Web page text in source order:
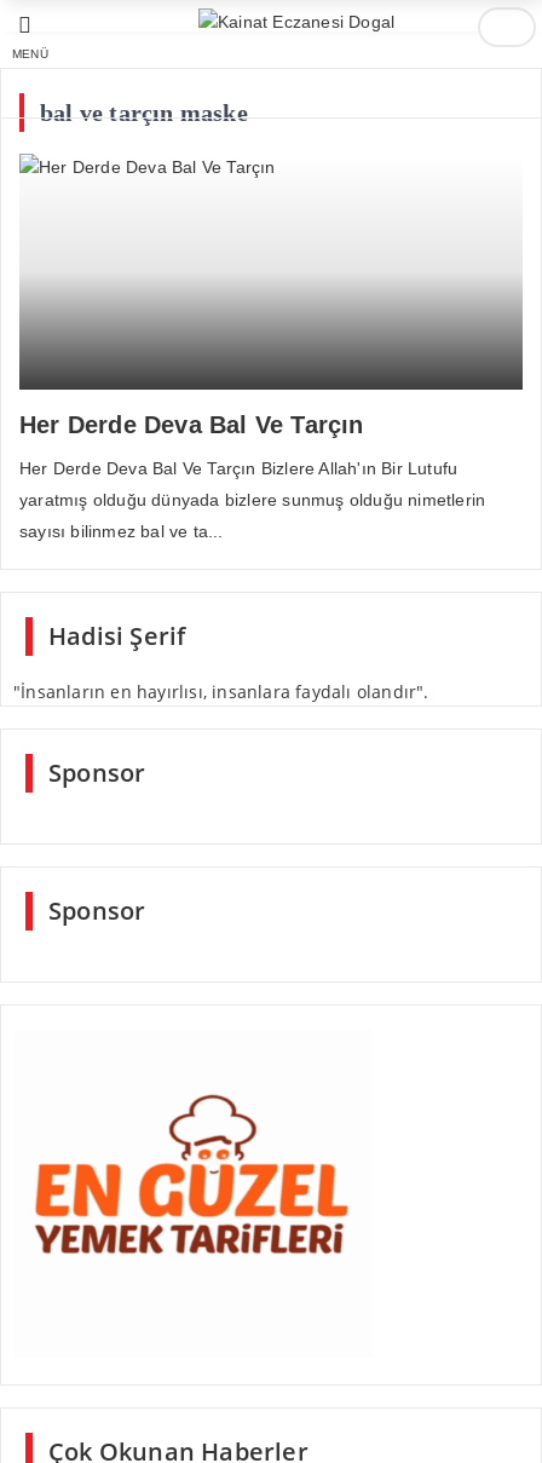
MENÜ
bal ve tarçın maske
Her Derde Deva Bal Ve Tarçın
Her Derde Deva Bal Ve Tarçın Bizlere Allah'ın Bir Lutufu
yaratmış olduğu dünyada bizlere sunmuş olduğu nimetlerin
sayısı bilinmez bal ve ta...
Hadisi Şerif
"İnsanların en hayırlısı, insanlara faydalı olandır".
Sponsor
Sponsor
Çok Okunan Haberler